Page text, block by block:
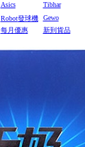
Asics Tibhar
Robot發球機 Gewo
每月優惠 新到貨品